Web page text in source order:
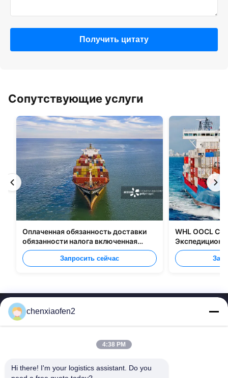
Получить цитату
Сопутствующие услуги
Оплаченная обязанность доставки
обязанности налога включенная
грузящ все типы упаковки
Запросить сейчас
WHL OOCL
перевозке
chenxiaofen2
4:38 PM
Hi there! I'm your logistics assistant. Do you